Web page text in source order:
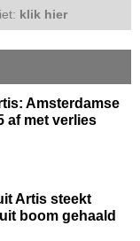
klik hier
Amsterdamse
af met verlies
Artis steekt
boom gehaald